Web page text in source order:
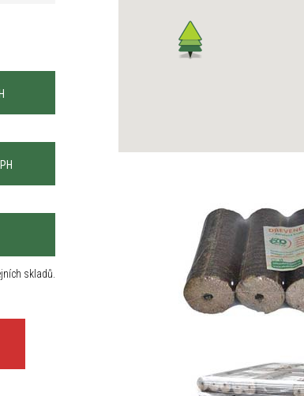
skladů.